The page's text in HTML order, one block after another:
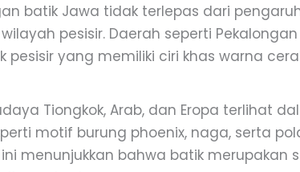
batik Jawa tidak terlepas dari
pesisir. Daerah seperti
pesisir yang memiliki ciri khas warna
Tiongkok, Arab, dan Eropa terlihat
motif burung phoenix, naga, serta
menunjukkan bahwa batik merupakan